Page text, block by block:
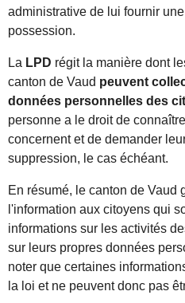
administrative de lui fournir
possession.
La LPD régit la manière dont
canton de Vaud peuvent
données personnelles des
personne a le droit de
concernent et de demander
suppression, le cas échéant.
En résumé, le canton de Vaud
l'information aux citoyens qui
informations sur les activités
sur leurs propres données
noter que certaines
la loi et ne peuvent donc pas